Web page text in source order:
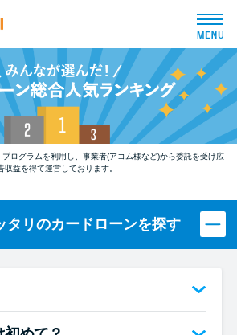
ページ
コンテンツ
合人気ランキング
にかくすぐ借りたい方向け
審査が不安な方向け
ログラムを利用し、事業者(アコム様など)から委託を受け広
収益を得て運営しております。
タリのカードローンを探す